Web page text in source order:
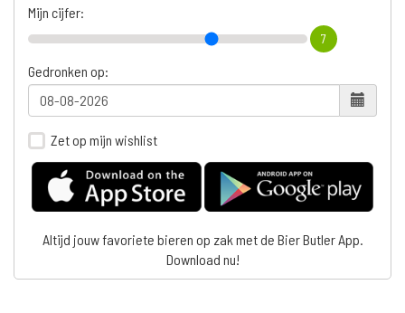
Mijn cijfer:
7
Gedronken op:
Zet op mijn wishlist
Altijd jouw favoriete bieren op zak met de Bier Butler App.
Download nu!